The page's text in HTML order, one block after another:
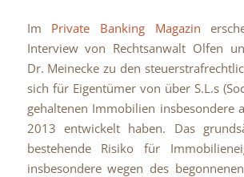
Im Private Banking Magazin
Interview von Rechtsanwalt Olfen
Dr. Meinecke zu den
sich für Eigentümer von über S.L.s
gehaltenen Immobilien insbesondere
2013 entwickelt haben. Das
bestehende Risiko für
insbesondere wegen des